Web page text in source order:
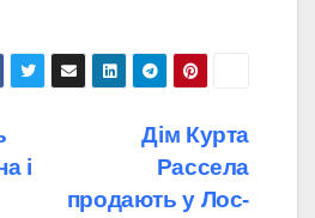
Дім Курта
Рассела
продають у Лос-
і